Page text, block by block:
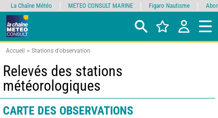
Accueil Stations d'observation
Relevés des stations
météorologiques
CARTE DES OBSERVATIONS
La Chaîne Météo METEO CONSULT MARINE Figaro Nautisme